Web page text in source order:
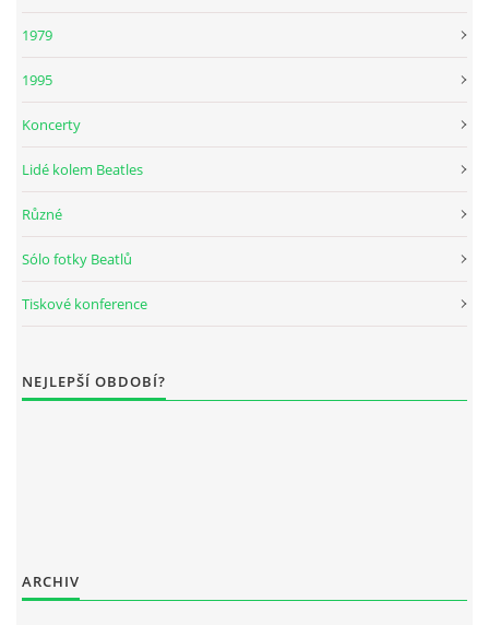
DISKOGRAFIE - BOOTLEGY I
DISKOGRAFIE - BOOTLEGY III
1979
1995
Koncerty
Lidé kolem Beatles
Různé
Sólo fotky Beatlů
Tiskové konference
NEJLEPŠÍ OBDOBÍ?
ARCHIV